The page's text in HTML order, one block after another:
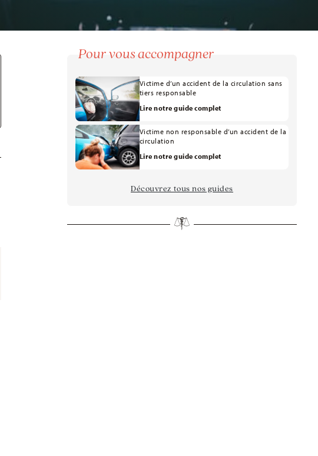
Pour vous accompagner
Victime d’un accident de la circulation sans
tiers responsable
Lire notre guide complet
Victime non responsable d’un accident de la
circulation
Lire notre guide complet
Découvrez tous nos guides